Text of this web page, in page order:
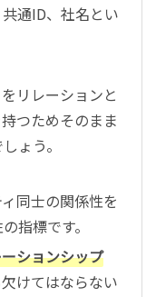
通ID、社名とい
リレーションと
つためそのまま
ょう。
同士の関係性を
指標です。
ションシップ
けてはならない